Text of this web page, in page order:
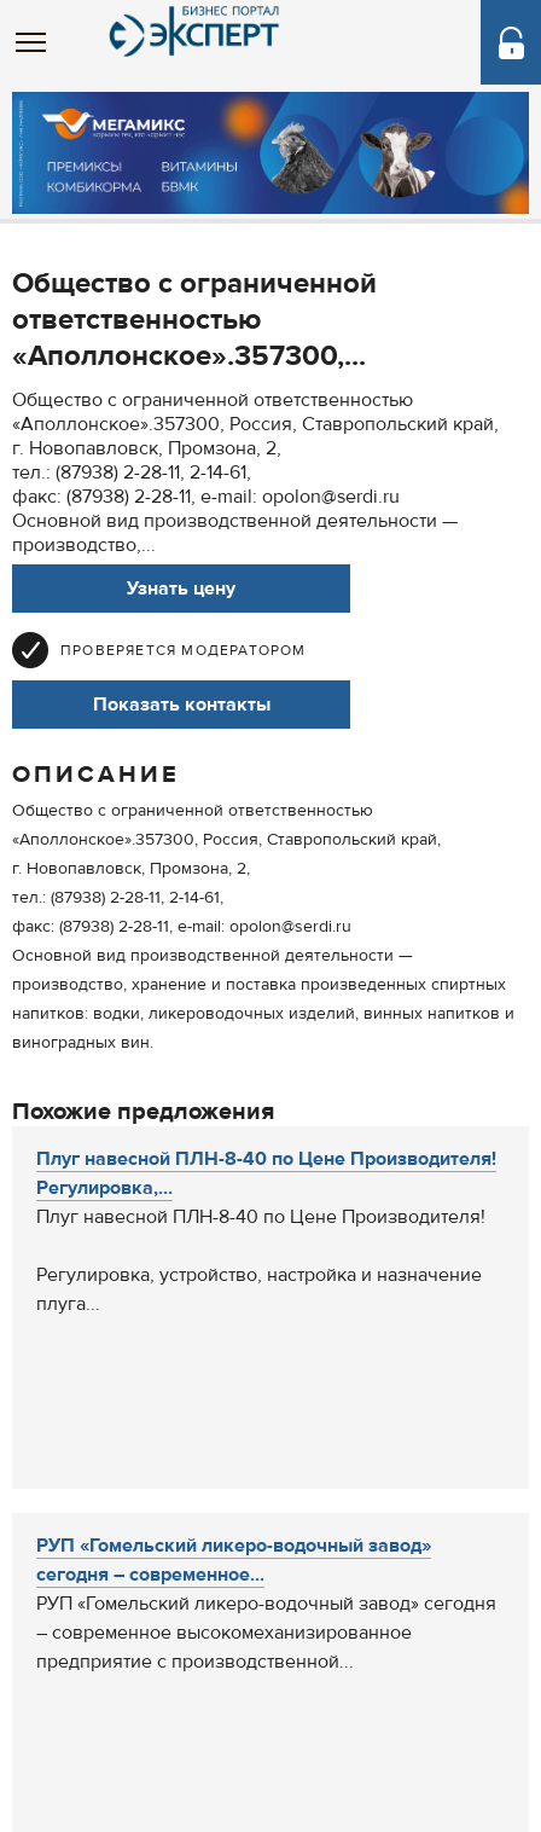
Общество с ограниченной
ответственностью
«Аполлонское».357300,...
Общество с ограниченной ответственностью
«Аполлонское».357300, Россия, Ставропольский край,
г. Новопавловск, Промзона, 2,
тел.: (87938) 2-28-11, 2-14-61,
факс: (87938) 2-28-11, e-mail: opolon@serdi.ru
Основной вид производственной деятельности —
производство,...
Узнать цену
ПРОВЕРЯЕТСЯ МОДЕРАТОРОМ
Показать контакты
ОПИСАНИЕ
Общество с ограниченной ответственностью
«Аполлонское».357300, Россия, Ставропольский край,
г. Новопавловск, Промзона, 2,
тел.: (87938) 2-28-11, 2-14-61,
факс: (87938) 2-28-11, e-mail: opolon@serdi.ru
Основной вид производственной деятельности —
производство, хранение и поставка произведенных спиртных
напитков: водки, ликероводочных изделий, винных напитков и
виноградных вин.
Похожие предложения
Плуг навесной ПЛН-8-40 по Цене Производителя!
Регулировка,...
Плуг навесной ПЛН-8-40 по Цене Производителя!
Регулировка, устройство, настройка и назначение
плуга...
РУП «Гомельский ликеро-водочный завод»
сегодня – современное...
РУП «Гомельский ликеро-водочный завод» сегодня
– современное высокомеханизированное
предприятие с производственной...